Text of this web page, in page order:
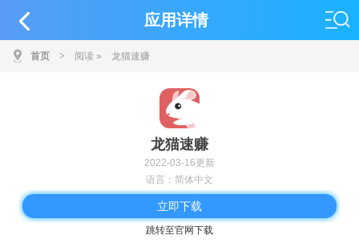
应用详情
首页 > 阅读 » 龙猫速赚
龙猫速赚
2022-03-16更新
语言：简体中文
立即下载
跳转至官网下载